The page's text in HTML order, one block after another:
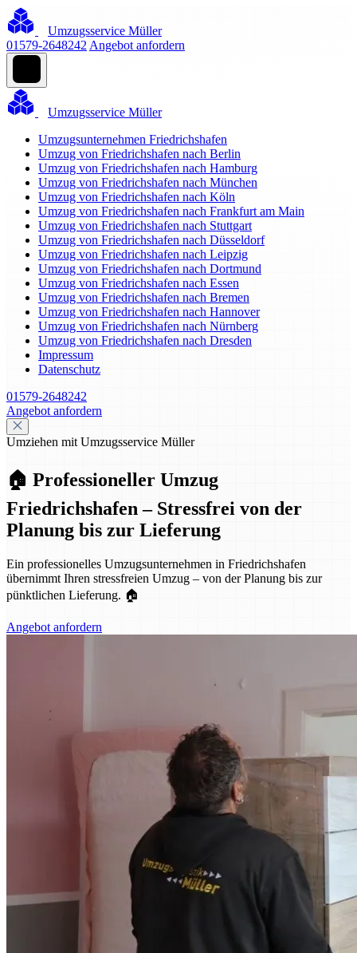
Umzugsservice Müller
01579-2648242 Angebot anfordern
Umzugsservice Müller
Umzugsunternehmen Friedrichshafen
Umzug von Friedrichshafen nach Berlin
Umzug von Friedrichshafen nach Hamburg
Umzug von Friedrichshafen nach München
Umzug von Friedrichshafen nach Köln
Umzug von Friedrichshafen nach Frankfurt am Main
Umzug von Friedrichshafen nach Stuttgart
Umzug von Friedrichshafen nach Düsseldorf
Umzug von Friedrichshafen nach Leipzig
Umzug von Friedrichshafen nach Dortmund
Umzug von Friedrichshafen nach Essen
Umzug von Friedrichshafen nach Bremen
Umzug von Friedrichshafen nach Hannover
Umzug von Friedrichshafen nach Nürnberg
Umzug von Friedrichshafen nach Dresden
Impressum
Datenschutz
01579-2648242
Angebot anfordern
Umziehen mit Umzugsservice Müller
🏠 Professioneller Umzug
Friedrichshafen – Stressfrei von der
Planung bis zur Lieferung
Ein professionelles Umzugsunternehmen in Friedrichshafen
übernimmt Ihren stressfreien Umzug – von der Planung bis zur
pünktlichen Lieferung. 🏠
Angebot anfordern